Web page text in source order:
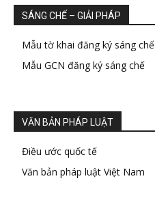
SÁNG CHẾ – GIẢI PHÁP
Mẫu tờ khai đăng ký sáng chế
Mẫu GCN đăng ký sáng chế
VĂN BẢN PHÁP LUẬT
Điều ước quốc tế
Văn bản pháp luật Việt Nam